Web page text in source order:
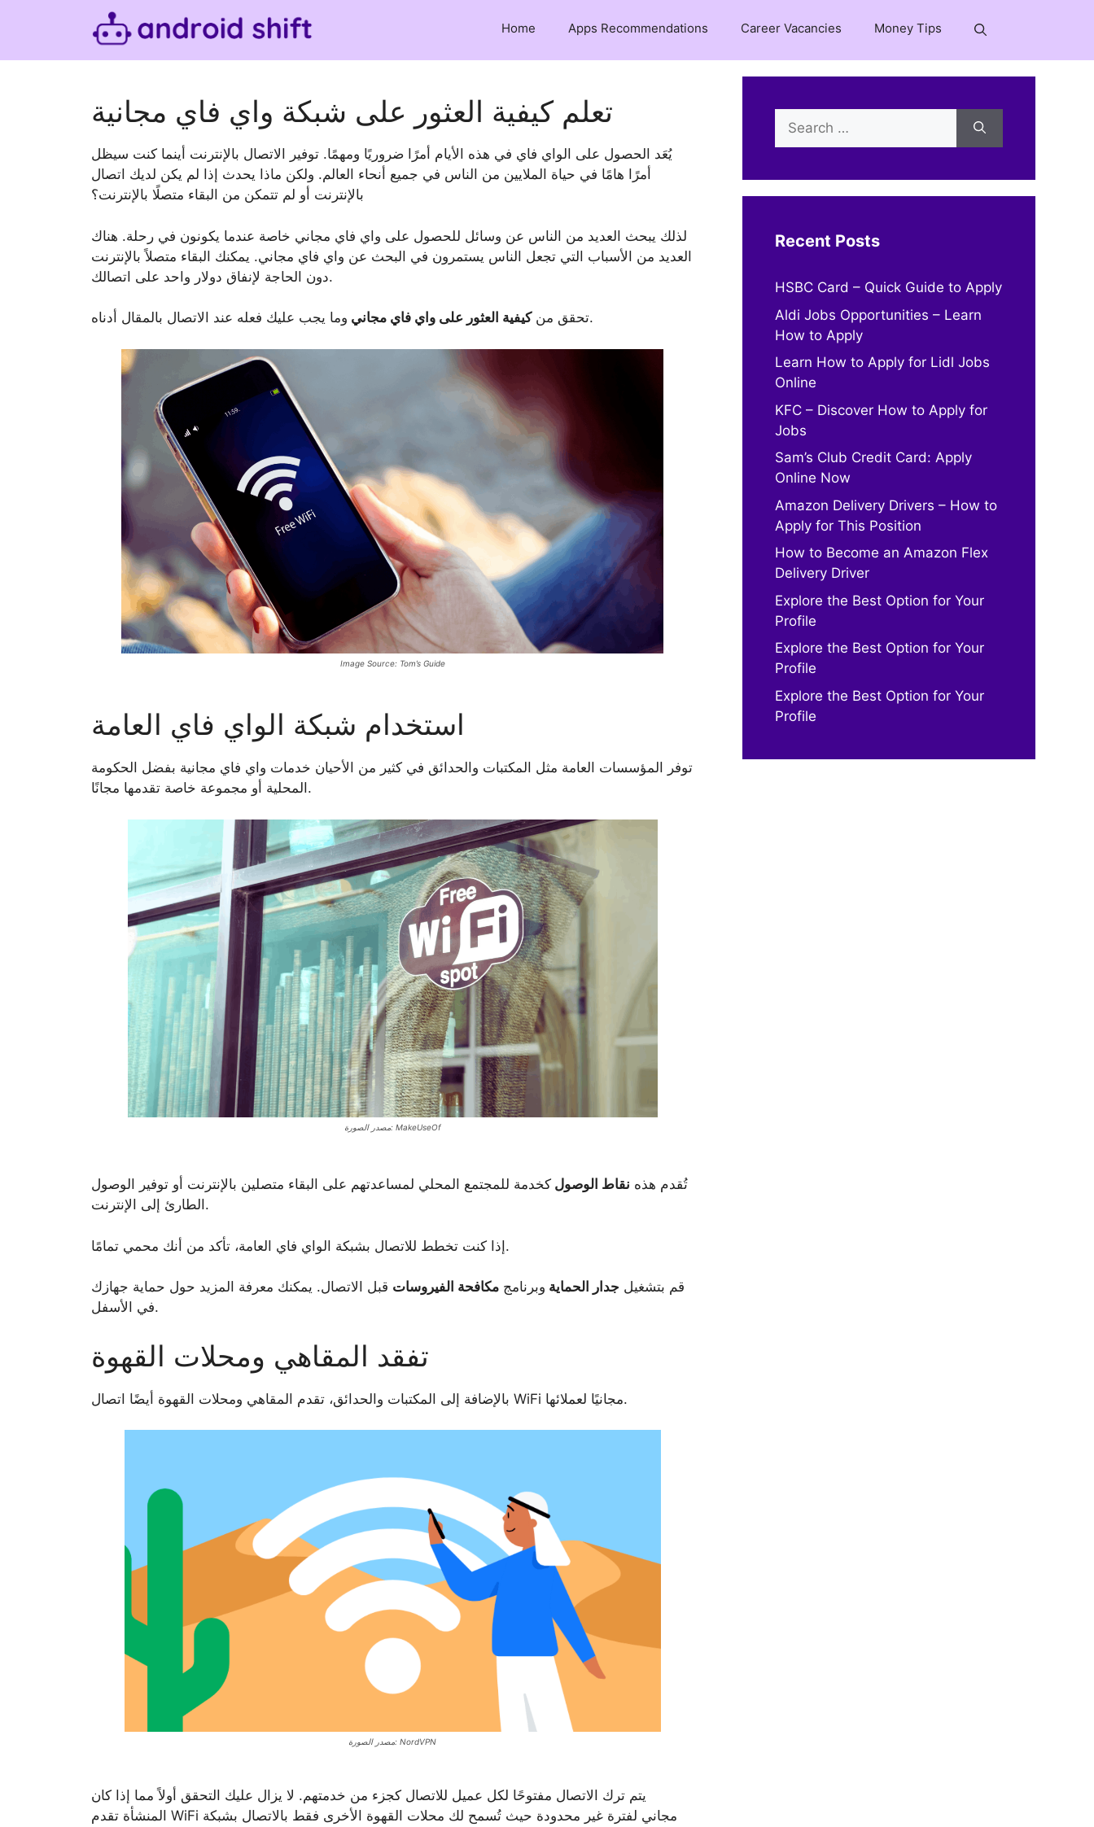
Home Apps Recommendations Career Vacancies Money Tips
تعلم كيفية العثور على شبكة واي فاي مجانية
يُعَد الحصول على الواي فاي في هذه الأيام أمرًا ضروريًا ومهمًا. توفير الاتصال بالإنترنت أينما كنت سيظل
أمرًا هامًا في حياة الملايين من الناس في جميع أنحاء العالم. ولكن ماذا يحدث إذا لم يكن لديك اتصال
بالإنترنت أو لم تتمكن من البقاء متصلًا بالإنترنت؟
لذلك يبحث العديد من الناس عن وسائل للحصول على واي فاي مجاني خاصة عندما يكونون في رحلة. هناك
العديد من الأسباب التي تجعل الناس يستمرون في البحث عن واي فاي مجاني. يمكنك البقاء متصلاً بالإنترنت
دون الحاجة لإنفاق دولار واحد على اتصالك.
تحقق منكيفية العثور على واي فاي مجاني وما يجب عليك فعله عند الاتصال بالمقال أدناه.
Image Source: Tom’s Guide
استخدام شبكة الواي فاي العامة
توفر المؤسسات العامة مثل المكتبات والحدائق في كثير من الأحيان خدمات واي فاي مجانية بفضل الحكومة
المحلية أو مجموعة خاصة تقدمها مجانًا.
مصدر الصورة: MakeUseOf
تُقدم هذه نقاط الوصول كخدمة للمجتمع المحلي لمساعدتهم على البقاء متصلين بالإنترنت أو توفير الوصول
الطارئ إلى الإنترنت.
إذا كنت تخطط للاتصال بشبكة الواي فاي العامة، تأكد من أنك محمي تمامًا.
قم بتشغيل جدار الحماية وبرنامج مكافحة الفيروسات قبل الاتصال. يمكنك معرفة المزيد حول حماية جهازك
في الأسفل.
تفقد المقاهي ومحلات القهوة
بالإضافة إلى المكتبات والحدائق، تقدم المقاهي ومحلات القهوة أيضًا اتصال WiFi مجانيًا لعملائها.
مصدر الصورة: NordVPN
يتم ترك الاتصال مفتوحًا لكل عميل للاتصال كجزء من خدمتهم. لا يزال عليك التحقق أولاً مما إذا كان
المنشأة تقدم WiFi مجاني لفترة غير محدودة حيث تُسمح لك محلات القهوة الأخرى فقط بالاتصال بشبكة
Search
for:
Recent Posts
HSBC Card – Quick Guide to Apply
Aldi Jobs Opportunities – Learn
How to Apply
Learn How to Apply for Lidl Jobs
Online
KFC – Discover How to Apply for
Jobs
Sam’s Club Credit Card: Apply
Online Now
Amazon Delivery Drivers – How to
Apply for This Position
How to Become an Amazon Flex
Delivery Driver
Explore the Best Option for Your
Profile
Explore the Best Option for Your
Profile
Explore the Best Option for Your
Profile